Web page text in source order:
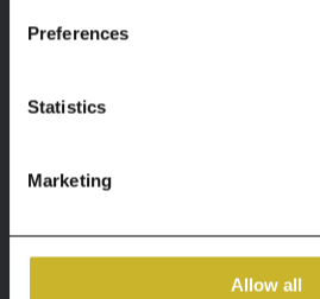
Preferences
Statistics
Marketing
Allow all
helyszínen, a MOM Park
emeletén és a Zsigmond téren
egyik legnagyobb alapterületű